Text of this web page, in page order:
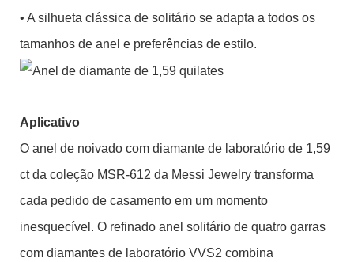
• A silhueta clássica de solitário se adapta a todos os
tamanhos de anel e preferências de estilo.
Aplicativo
O anel de noivado com diamante de laboratório de 1,59
ct da coleção MSR-612 da Messi Jewelry transforma
cada pedido de casamento em um momento
inesquecível. O refinado anel solitário de quatro garras
com diamantes de laboratório VVS2 combina